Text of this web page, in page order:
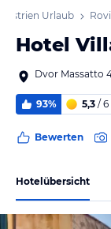
Istrien Urlaub
Hotel
Dvor Massatto
93% 5,3 / 6
Bewerten
Hotelübersicht